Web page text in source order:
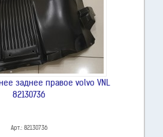
заднее правое volvo VNL
82130736
Арт.: 82130736